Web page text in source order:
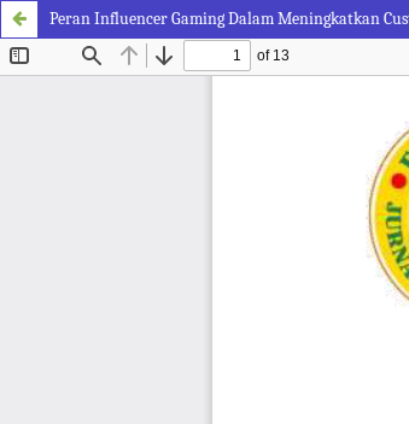
Peran Influencer Gaming Dalam Meningkatkan